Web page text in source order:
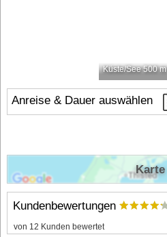
Küste/See 500 m
Anreise & Dauer auswählen
Kundenbewertungen
von 12 Kunden bewertet
Karte